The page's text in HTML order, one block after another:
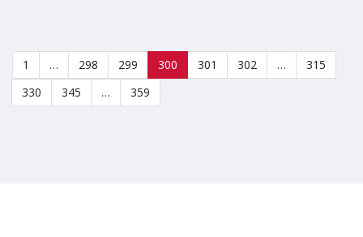
1 … 298 299 300 301 302 …
315
330
345 … 359